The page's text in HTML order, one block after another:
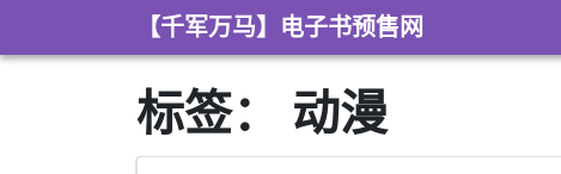
【千军万马】电子书预售网
标签： 动漫